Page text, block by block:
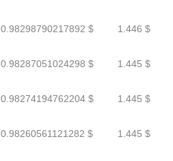
0.98298790217892 $ 1.446 $
0.98287051024298 $ 1.445 $
0.98274194762204 $ 1.445 $
0.98260561121282 $ 1.445 $